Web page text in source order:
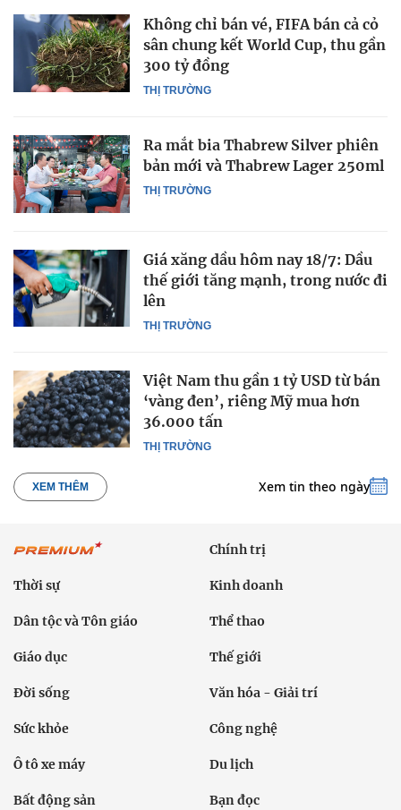
THỊ TRƯỜNG
Không chỉ bán vé, FIFA bán cả cỏ
sân chung kết World Cup, thu gần
300 tỷ đồng
THỊ TRƯỜNG
Ra mắt bia Thabrew Silver phiên
bản mới và Thabrew Lager 250ml
THỊ TRƯỜNG
Giá xăng dầu hôm nay 18/7: Dầu
thế giới tăng mạnh, trong nước đi
lên
THỊ TRƯỜNG
Việt Nam thu gần 1 tỷ USD từ bán
‘vàng đen’, riêng Mỹ mua hơn
36.000 tấn
XEM THÊM Xem tin theo ngày
Chính trị
Thời sự Kinh doanh
Dân tộc và Tôn giáo Thể thao
Giáo dục Thế giới
Đời sống Văn hóa - Giải trí
Sức khỏe Công nghệ
Ô tô xe máy Du lịch
Bất động sản Bạn đọc